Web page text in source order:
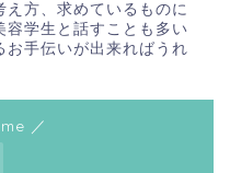
方、求めているものに
容学生と話すことも多い
お手伝いが出来ればうれ
／